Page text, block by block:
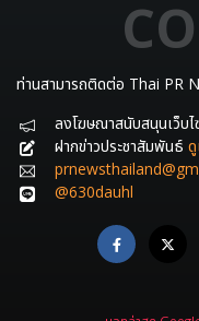
ท่านสามารถติดต่อ Thai PR
ลงโฆษณาสนับสนุนเว็บ
ฝากข่าวประชาสัมพันธ์
@630dauhl